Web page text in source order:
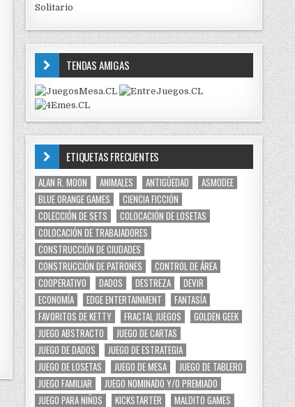
Solitario
TENDAS AMIGAS
ETIQUETAS FRECUENTES
ALAN R. MOON ANIMALES ANTIGÜEDAD
ASMODEE
BLUE ORANGE GAMES
CIENCIA FICCIÓN
COLECCIÓN DE SETS
COLOCACIÓN DE LOSETAS
COLOCACIÓN DE TRABAJADORES
CONSTRUCCIÓN DE CIUDADES
CONSTRUCCIÓN DE PATRONES
CONTROL DE ÁREA
COOPERATIVO
DADOS DESTREZA
DEVIR
ECONOMÍA
EDGE ENTERTAINMENT
FANTASÍA
FAVORITOS DE KETTY
FRACTAL JUEGOS
GOLDEN GEEK
JUEGO ABSTRACTO
JUEGO DE CARTAS
JUEGO DE DADOS
JUEGO DE ESTRATEGIA
JUEGO DE LOSETAS
JUEGO DE MESA
JUEGO DE TABLERO
JUEGO FAMILIAR
JUEGO NOMINADO Y/O PREMIADO
JUEGO PARA NIÑOS
KICKSTARTER
MALDITO GAMES